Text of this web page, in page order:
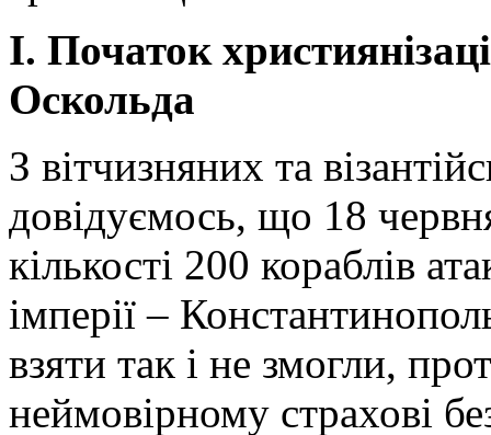
І. Початок
Оскольда
З вітчизняних та
довідуємось, що 18
кількості 200 кораблів
імперії –
взяти так і не змогли,
неймовірному страхові